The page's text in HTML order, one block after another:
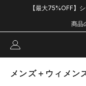
【最大75%OFF】
商品
メンズ＋ウィメン